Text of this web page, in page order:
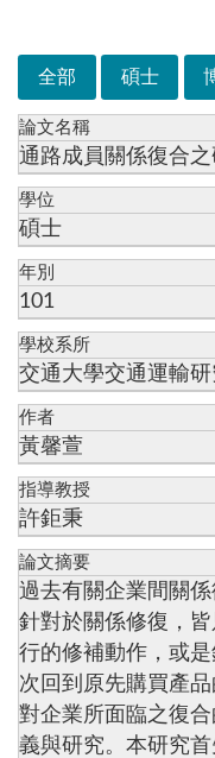
全部 碩士
論文名稱
通路成員關係復合之
學位
碩士
年別
101
學校系所
交通大學交通運輸
作者
黃馨萱
指導教授
許鉅秉
論文摘要
過去有關企業間關
針對於關係修復，
行的修補動作，或
次回到原先購買產
對企業所面臨之復
義與研究。本研究